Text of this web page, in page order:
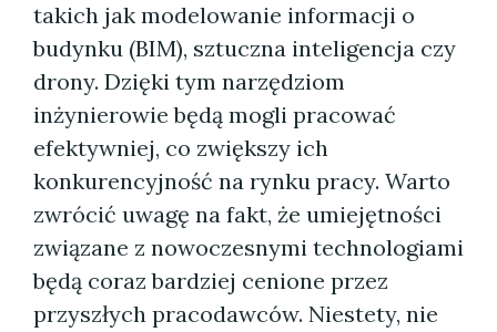
takich jak modelowanie informacji o
budynku (BIM), sztuczna inteligencja czy
drony. Dzięki tym narzędziom
inżynierowie będą mogli pracować
efektywniej, co zwiększy ich
konkurencyjność na rynku pracy. Warto
zwrócić uwagę na fakt, że umiejętności
związane z nowoczesnymi technologiami
będą coraz bardziej cenione przez
przyszłych pracodawców. Niestety, nie